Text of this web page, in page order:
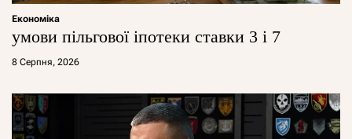
Економіка
умови пільгової іпотеки ставки 3 і 7
8 Серпня, 2026